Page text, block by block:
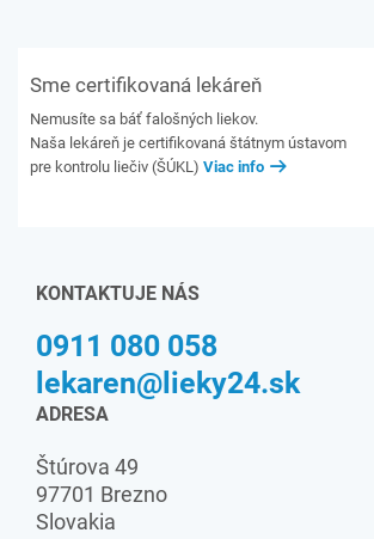
Sme certifikovaná lekáreň
Nemusíte sa báť falošných liekov.
Naša lekáreň je certifikovaná štátnym ústavom
pre kontrolu liečiv (ŠÚKL) Viac info
KONTAKTUJE NÁS
0911 080 058
lekaren@lieky24.sk
ADRESA
Štúrova 49
97701 Brezno
Slovakia